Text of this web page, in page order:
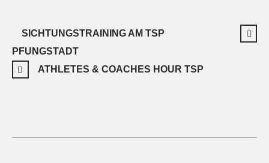
SICHTUNGSTRAINING AM TSP
PFUNGSTADT
ATHLETES & COACHES HOUR TSP